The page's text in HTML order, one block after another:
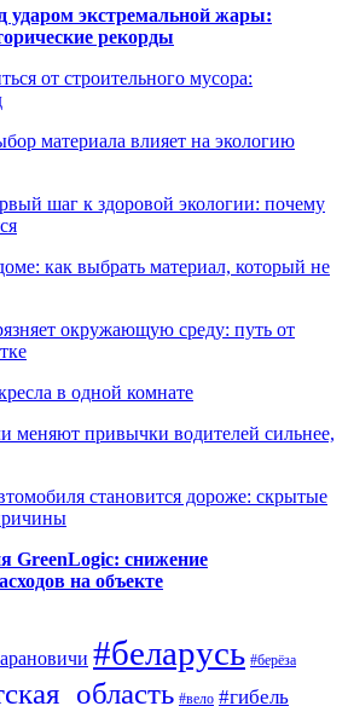
ударом экстремальной жары:
рекорды
от строительного мусора:
материала влияет на экологию
шаг к здоровой экологии: почему
как выбрать материал, который не
окружающую среду: путь от
в одной комнате
меняют привычки водителей сильнее,
становится дороже: скрытые
GreenLogic: снижение
на объекте
#беларусь #берёза
#вело #гибель